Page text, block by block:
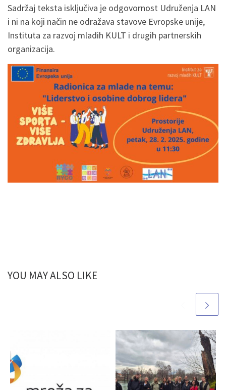
Sadržaj teksta isključiva je odgovornost Udruženja LAN
i ni na koji način ne odražava stavove Evropske unije,
Instituta za razvoj mladih KULT i drugih partnerskih
organizacija.
YOU MAY ALSO LIKE